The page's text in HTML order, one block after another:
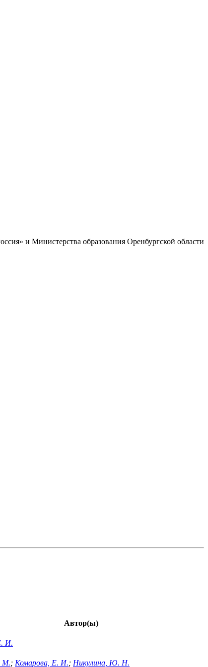
и Министерства образования Оренбургской области
Автор(ы)
И.
М.; Комарова, Е. И.; Никулина, Ю. Н.